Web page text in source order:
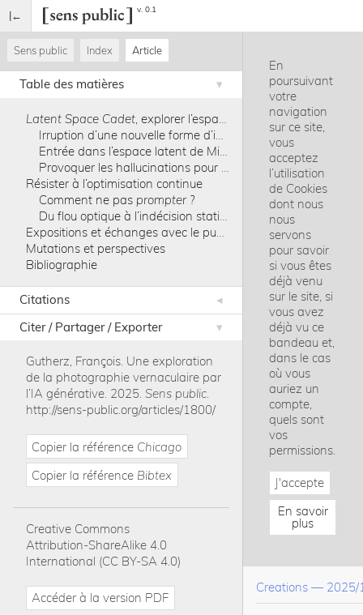
v. 0.1
Sens public Index Article
Table des matières
Latent Space Cadet , explorer l’espace latent
Résister à l’optimisation continue
Comment ne pas prompter?
Mutations et perspectives
Bibliographie
Citations
Citer / Partager / Exporter
Gutherz, François. Une exploration
de la photographie vernaculaire par
l’IA générative. 2025. Sens public.
http://sens-public.org/articles/1800/
Copier la référence Chicago
Copier la référence Bibtex
Creative Commons
Attribution-ShareAlike 4.0
International (CC BY-SA 4.0)
Accéder à la version PDF
En
poursuivant
votre
navigation
sur ce site,
vous
acceptez
l’utilisation
de Cookies
dont nous
nous
servons
pour savoir
si vous êtes
déjà venu
sur le site, si
vous avez
déjà vu ce
bandeau et,
dans le cas
où vous
auriez un
compte,
quels sont
vos
permissions.
J'accepte
En savoir
plus
Creations — 2025/